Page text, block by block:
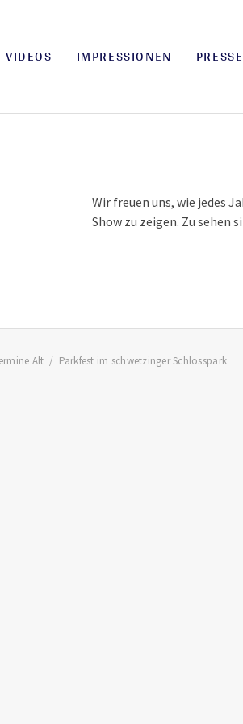
VIDEOS IMPRESSIONEN PRESSE
Wir freuen uns, wie jedes
Show zu zeigen. Zu sehen
Alt Parkfest im schwetzinger Schlosspark